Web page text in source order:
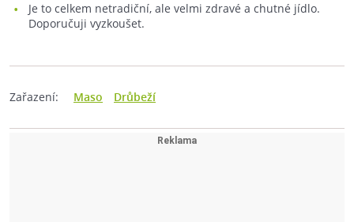
Je to celkem netradiční, ale velmi zdravé a chutné jídlo.
Doporučuji vyzkoušet.
Zařazení: Maso Drůbeží